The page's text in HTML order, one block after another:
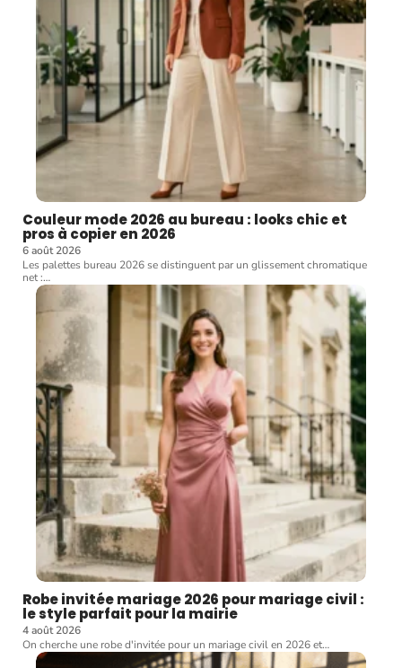
Couleur mode 2026 au bureau : looks chic et
pros à copier en 2026
6 août 2026
Les palettes bureau 2026 se distinguent par un glissement chromatique
net :…
Robe invitée mariage 2026 pour mariage civil :
le style parfait pour la mairie
4 août 2026
On cherche une robe d'invitée pour un mariage civil en 2026 et…